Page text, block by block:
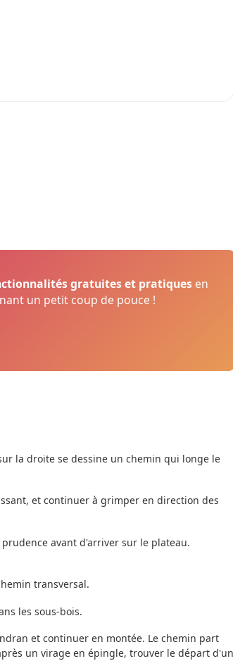
gratuites et pratiques en
un petit coup de pouce !
la droite se dessine un chemin qui longe le
et continuer à grimper en direction des
avant d'arriver sur le plateau.
transversal.
les sous-bois.
et continuer en montée. Le chemin part
un virage en épingle, trouver le départ d'un